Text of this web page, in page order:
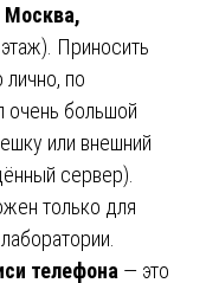
Москва,
Приносить
по
очень большой
или внешний
сервер).
только для
телефона — это